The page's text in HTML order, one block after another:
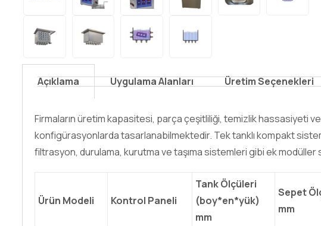
Açıklama Uygulama Alanları Üretim Seçenekleri
Firmaların üretim kapasitesi, parça çeşitliliği, temizlik hassasiyeti
konfigürasyonlarda tasarlanabilmektedir. Tek tanklı kompakt
filtrasyon, durulama, kurutma ve taşıma sistemleri gibi ek
Ürün Modeli Kontrol Paneli
Tank Ölçüleri
(boy*en*yük)
mm
Sepet
mm